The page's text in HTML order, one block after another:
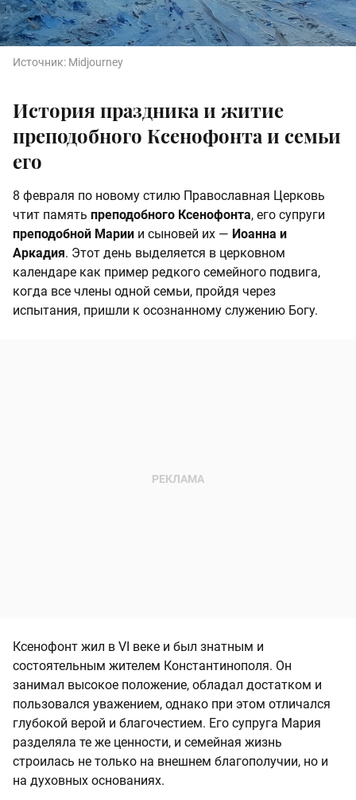
Источник: Midjourney
История праздника и житие
преподобного Ксенофонта и семьи
его
8 февраля по новому стилю Православная Церковь
чтит память преподобного Ксенофонта, его супруги
преподобной Марии и сыновей их — Иоанна и
Аркадия. Этот день выделяется в церковном
календаре как пример редкого семейного подвига,
когда все члены одной семьи, пройдя через
испытания, пришли к осознанному служению Богу.
Ксенофонт жил в VI веке и был знатным и
состоятельным жителем Константинополя. Он
занимал высокое положение, обладал достатком и
пользовался уважением, однако при этом отличался
глубокой верой и благочестием. Его супруга Мария
разделяла те же ценности, и семейная жизнь
строилась не только на внешнем благополучии, но и
на духовных основаниях.